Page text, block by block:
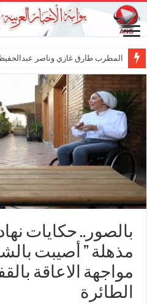
المطرب طارق غازي وناصر
بالصور.. حكايات
مذهلة ” أصيبت
مواجهة الاعاقة
الطائرة